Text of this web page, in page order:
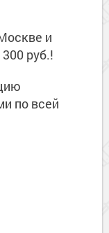
и
руб.!
по всей